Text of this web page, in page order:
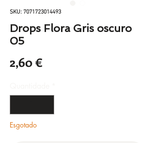
SKU: 7071723014493
Drops Flora Gris oscuro
05
2,60 €
Esgotado